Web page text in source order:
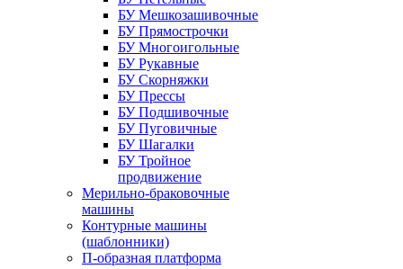
БУ Мешкозашивочные
БУ Прямострочки
БУ Многоигольные
БУ Рукавные
БУ Скорняжки
БУ Прессы
БУ Подшивочные
БУ Пуговичные
БУ Шагалки
БУ Тройное
продвижение
Мерильно-браковочные
машины
Контурные машины
(шаблонники)
П-образная платформа